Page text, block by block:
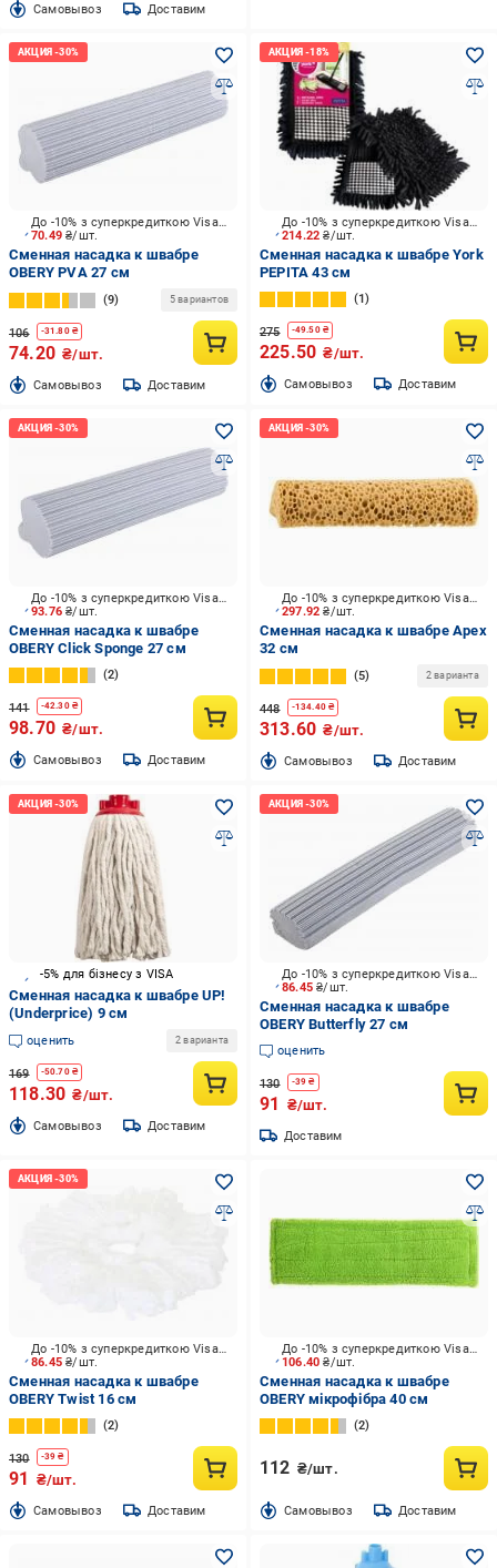
Cамовывоз Доставим
70.49₴/шт.
До -10% з суперкредиткою Visa Вигода
Сменная насадка к швабре
OBERY PVA 27 см
9 5 вариантов
106 -31.80₴
74.20 ₴/шт.
Cамовывоз Доставим
214.22₴/шт.
До -10% з суперкредиткою Visa Вигода
Сменная насадка к швабре York
PEPITA 43 см
1
275 -49.50₴
225.50 ₴/шт.
Cамовывоз Доставим
93.76₴/шт.
До -10% з суперкредиткою Visa Вигода
Сменная насадка к швабре
OBERY Click Sponge 27 см
2
141 -42.30₴
98.70 ₴/шт.
Cамовывоз Доставим
297.92₴/шт.
До -10% з суперкредиткою Visa Вигода
Сменная насадка к швабре Apex
32 см
5 2 варианта
448 -134.40₴
313.60 ₴/шт.
Cамовывоз Доставим
-5% для бізнесу з VISA
Сменная насадка к швабре UP!
(Underprice) 9 см
оценить 2 варианта
169 -50.70₴
118.30 ₴/шт.
Cамовывоз Доставим
86.45₴/шт.
До -10% з суперкредиткою Visa Вигода
Сменная насадка к швабре
OBERY Butterfly 27 см
оценить
130 -39 ₴
91 ₴/шт.
Доставим
86.45₴/шт.
До -10% з суперкредиткою Visa Вигода
Сменная насадка к швабре
OBERY Twist 16 см
2
130 -39 ₴
91 ₴/шт.
Cамовывоз Доставим
106.40₴/шт.
До -10% з суперкредиткою Visa Вигода
Сменная насадка к швабре
OBERY мікрофібра 40 см
2
112 ₴/шт.
Cамовывоз Доставим